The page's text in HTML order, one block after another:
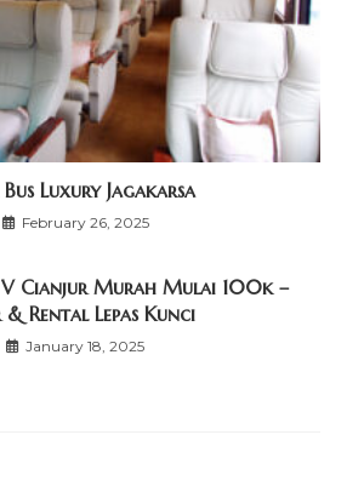
Bus Luxury Jagakarsa
February 26, 2025
V Cianjur Murah Mulai 100k –
& Rental Lepas Kunci
January 18, 2025